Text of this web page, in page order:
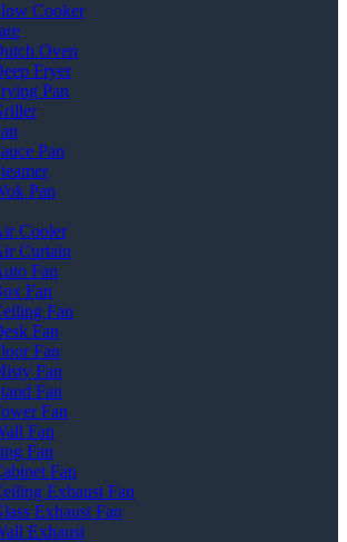
Cooker
Oven
Fryer
Pan
Pan
Pan
Cooler
Curtain
Fan
Fan
Fan
Fan
Fan
Fan
Fan
Fan
Fan
Fan
Fan
Exhaust Fan
Exhaust Fan
Exhaust